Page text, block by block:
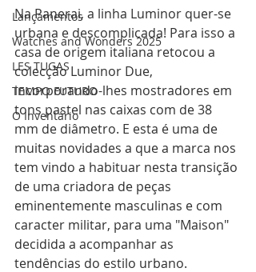
Lançamentos
Watches and Wonders 2025
LES TUGAS
TEMPO FUTURO
O Inventário
Na Panerai, a linha Luminor quer-se
urbana e descomplicada! Para isso a
casa de origem italiana retocou a
colecção Luminor Due,
incorporando-lhes mostradores em
tons pastel nas caixas com de 38
mm de diâmetro. E esta é uma de
muitas novidades a que a marca nos
tem vindo a habituar nesta transição
de uma criadora de peças
eminentemente masculinas e com
caracter militar, para uma "Maison"
decidida a acompanhar as
tendências do estilo urbano.